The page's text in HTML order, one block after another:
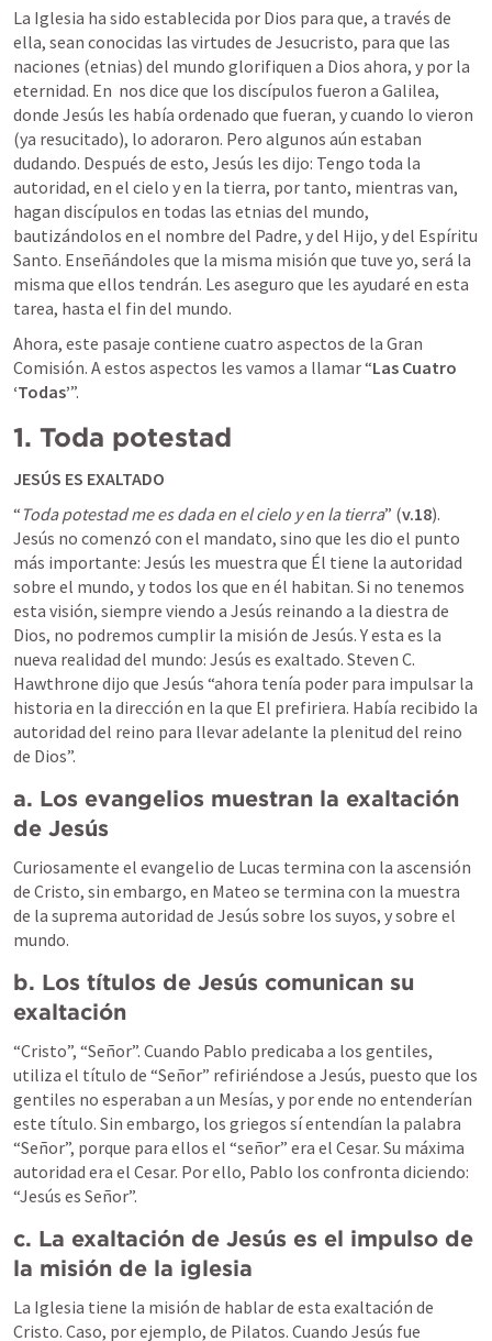
La Iglesia ha sido establecida por Dios para que, a través de
ella, sean conocidas las virtudes de Jesucristo, para que las
naciones (etnias) del mundo glorifiquen a Dios ahora, y por la
eternidad. En nos dice que los discípulos fueron a Galilea,
donde Jesús les había ordenado que fueran, y cuando lo vieron
(ya resucitado), lo adoraron. Pero algunos aún estaban
dudando. Después de esto, Jesús les dijo: Tengo toda la
autoridad, en el cielo y en la tierra, por tanto, mientras van,
hagan discípulos en todas las etnias del mundo,
bautizándolos en el nombre del Padre, y del Hijo, y del Espíritu
Santo. Enseñándoles que la misma misión que tuve yo, será la
misma que ellos tendrán. Les aseguro que les ayudaré en esta
tarea, hasta el fin del mundo.
Ahora, este pasaje contiene cuatro aspectos de la Gran
Comisión. A estos aspectos les vamos a llamar “Las Cuatro
‘Todas’”.
1. Toda potestad
JESÚS ES EXALTADO
“ Toda potestad me es dada en el cielo y en la tierra” (v.18).
Jesús no comenzó con el mandato, sino que les dio el punto
más importante: Jesús les muestra que Él tiene la autoridad
sobre el mundo, y todos los que en él habitan. Si no tenemos
esta visión, siempre viendo a Jesús reinando a la diestra de
Dios, no podremos cumplir la misión de Jesús. Y esta es la
nueva realidad del mundo: Jesús es exaltado. Steven C.
Hawthrone dijo que Jesús “ahora tenía poder para impulsar la
historia en la dirección en la que El prefiriera. Había recibido la
autoridad del reino para llevar adelante la plenitud del reino
de Dios”.
a. Los evangelios muestran la exaltación
de Jesús
Curiosamente el evangelio de Lucas termina con la ascensión
de Cristo, sin embargo, en Mateo se termina con la muestra
de la suprema autoridad de Jesús sobre los suyos, y sobre el
mundo.
b. Los títulos de Jesús comunican su
exaltación
“Cristo”, “Señor”. Cuando Pablo predicaba a los gentiles,
utiliza el título de “Señor” refiriéndose a Jesús, puesto que los
gentiles no esperaban a un Mesías, y por ende no entenderían
este título. Sin embargo, los griegos sí entendían la palabra
“Señor”, porque para ellos el “señor” era el Cesar. Su máxima
autoridad era el Cesar. Por ello, Pablo los confronta diciendo:
“Jesús es Señor”.
c. La exaltación de Jesús es el impulso de
la misión de la iglesia
La Iglesia tiene la misión de hablar de esta exaltación de
Cristo. Caso, por ejemplo, de Pilatos. Cuando Jesús fue